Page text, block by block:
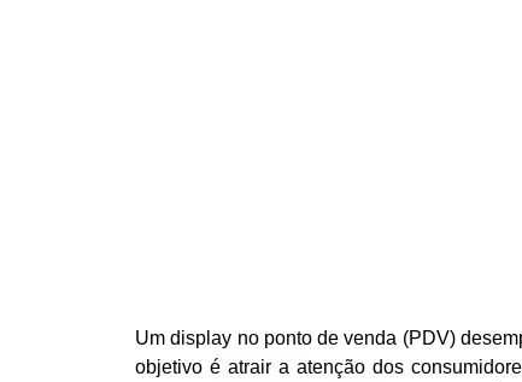
Um display no ponto de venda (PDV)
objetivo é atrair a atenção dos